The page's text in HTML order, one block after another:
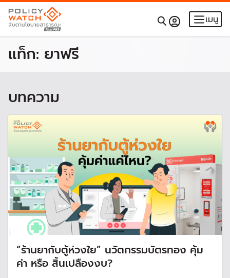
เมนู
แท็ก: ยาฟรี
บทความ
“ร้านยากับตู้ห่วงใย” นวัตกรรมบัตรทอง คุ้ม
ค่า หรือ สิ้นเปลืองงบ?